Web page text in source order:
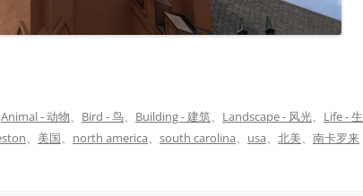
Animal - 动物、 Bird - 鸟、 Building - 建筑、 Landscape - 风光、 Life - 生
、 美国、 north america、 south carolina、 usa、 北美、 南卡罗来